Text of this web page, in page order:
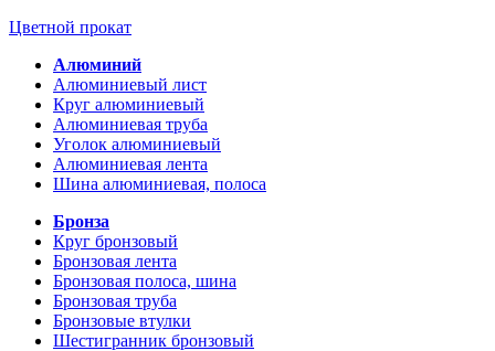
Цветной прокат
Алюминий
Алюминиевый лист
Круг алюминиевый
Алюминиевая труба
Уголок алюминиевый
Алюминиевая лента
Шина алюминиевая, полоса
Бронза
Круг бронзовый
Бронзовая лента
Бронзовая полоса, шина
Бронзовая труба
Бронзовые втулки
Шестигранник бронзовый